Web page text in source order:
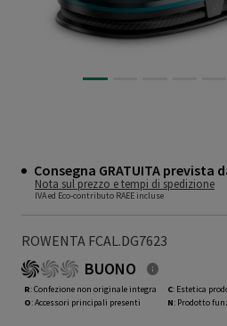
Consegna GRATUITA prevista
Nota sul prezzo e tempi di spedizione
IVA ed Eco-contributo RAEE incluse
ROWENTA FCAL.DG7623
BUONO
R: Confezione non originale integra
O: Accessori principali presenti
C: Estetica
N: Prodotto